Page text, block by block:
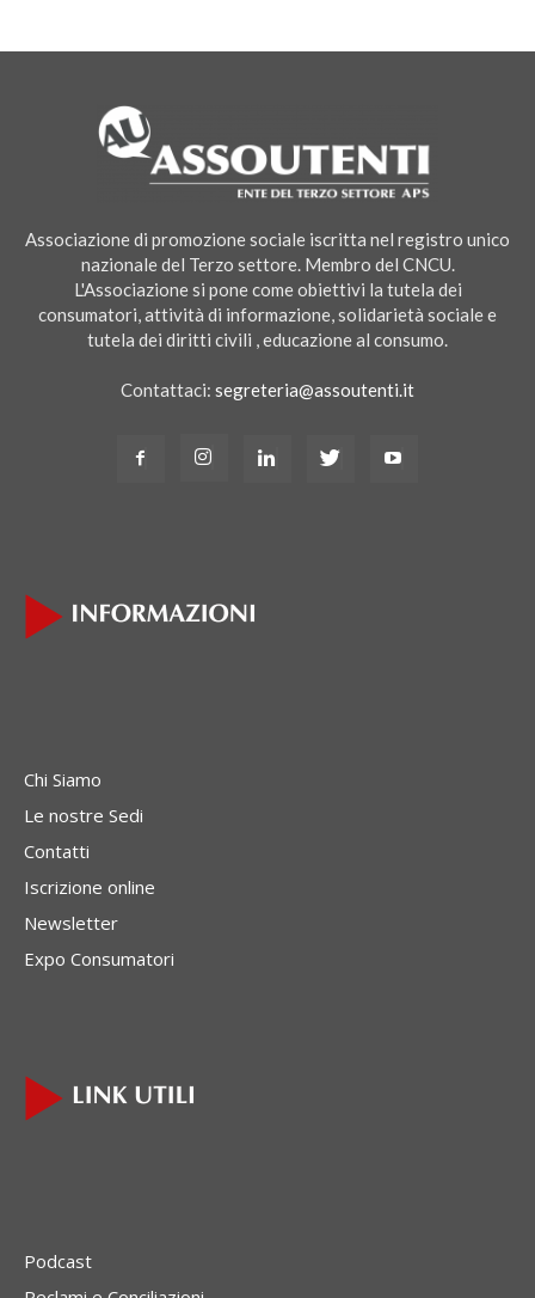
Associazione di promozione sociale iscritta nel registro unico
nazionale del Terzo settore. Membro del CNCU.
L'Associazione si pone come obiettivi la tutela dei
consumatori, attività di informazione, solidarietà sociale e
tutela dei diritti civili , educazione al consumo.
Contattaci: segreteria@assoutenti.it
Chi Siamo
Le nostre Sedi
Contatti
Iscrizione online
Newsletter
Expo Consumatori
Podcast